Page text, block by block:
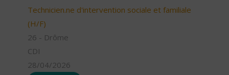
Technicien.ne d'intervention sociale et familiale
(H/F)
26 - Drôme
CDI
28/04/2026